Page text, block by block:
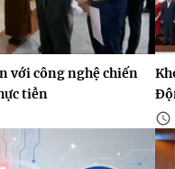
với công nghệ chiến
tiễn